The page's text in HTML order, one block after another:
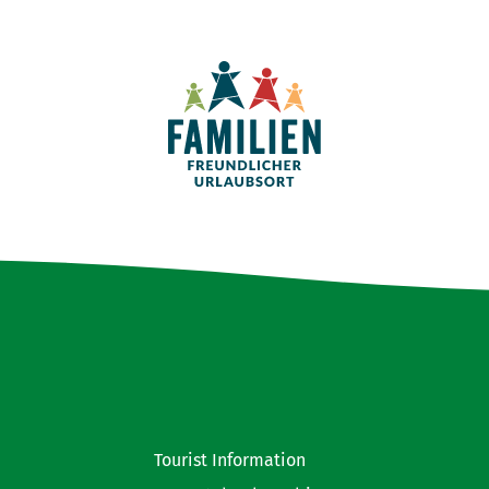
Tourist Information